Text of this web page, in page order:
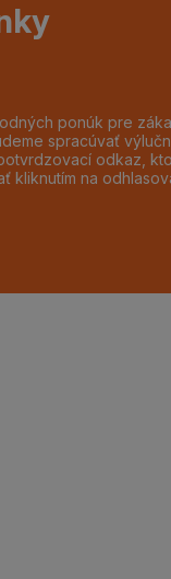
ponúk pre
spracúvať
odkaz,
kliknutím na